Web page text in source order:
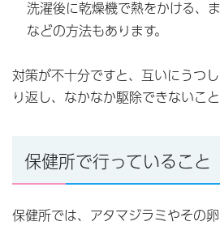
洗濯後に乾燥機で熱をかける、
などの方法もあります。
対策が不十分ですと、互いにうつ
り返し、なかなか駆除できないこと
保健所で行っていること
保健所では、アタマジラミやその